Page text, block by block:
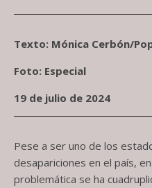
Texto: Mónica Cerbón/
Foto: Especial
19 de julio de 2024
Pese a ser uno de los
desapariciones en el país,
problemática se ha